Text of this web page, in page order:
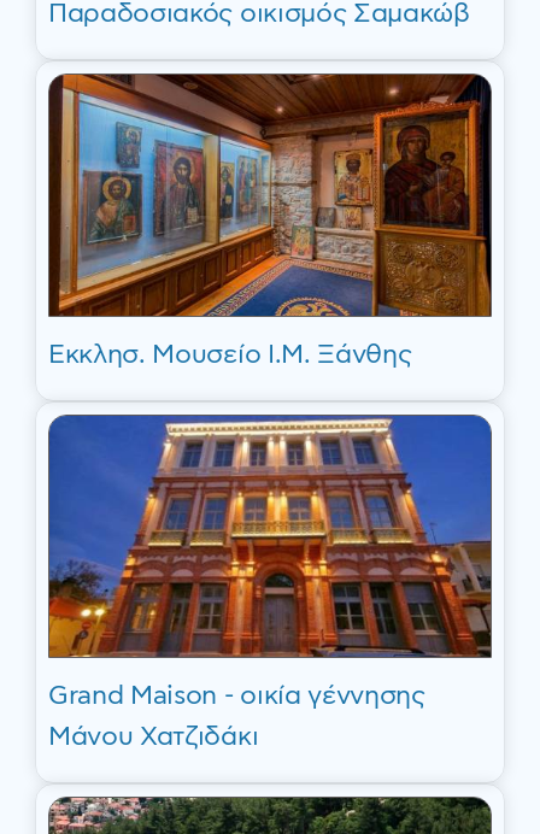
Παραδοσιακός οικισμός Σαμακώβ
Εκκλησ. Μουσείο I.Μ. Ξάνθης
Grand Maison - οικία γέννησης
Μάνου Χατζιδάκι